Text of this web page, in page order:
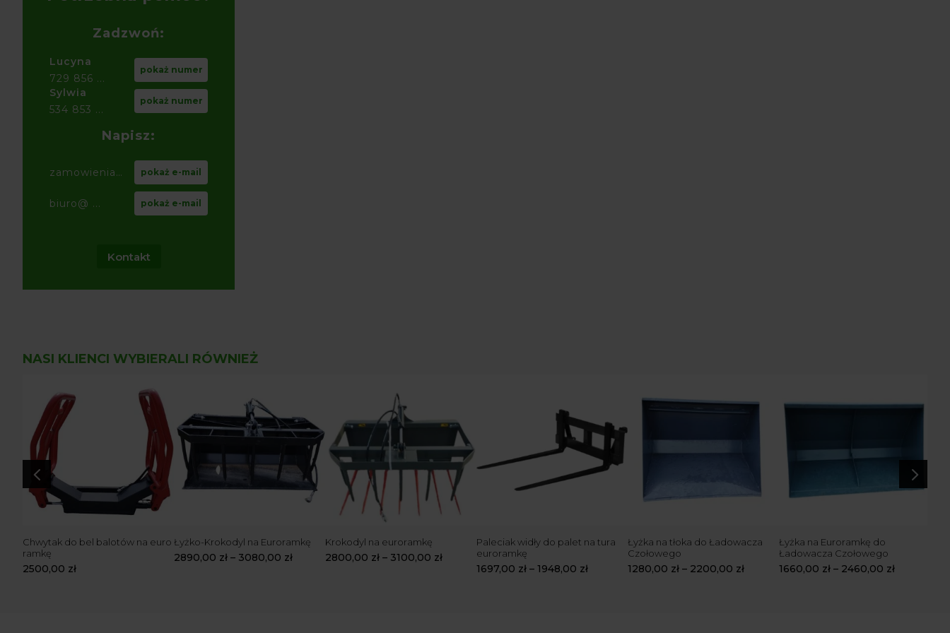
Zadzwoń:
Lucyna
729 856 ...
pokaż numer
Sylwia
534 853 ...
pokaż numer
Napisz:
zamowienia@ ... pokaż e-mail
biuro@ ... pokaż e-mail
Kontakt
NASI KLIENCI WYBIERALI RÓWNIEŻ
4
Chwytak do bel balotów na euro
ramkę
2500,00 zł
Łyżko-Krokodyl na Euroramkę
2890,00 zł – 3080,00 zł
Krokodyl na euroramkę
2800,00 zł – 3100,00 zł
Paleciak widły do palet na tura
euroramkę
1697,00 zł – 1948,00 zł
Łyżka na tłoka do Ładowacza
Czołowego
1280,00 zł – 2200,00 zł
Łyżka na Euroramkę do
Ładowacza Czołowego
1660,00 zł – 2460,00 zł
5